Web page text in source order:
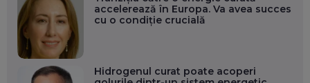
accelerează în Europa. Va avea succes
cu o condiție crucială
Hidrogenul curat poate acoperi